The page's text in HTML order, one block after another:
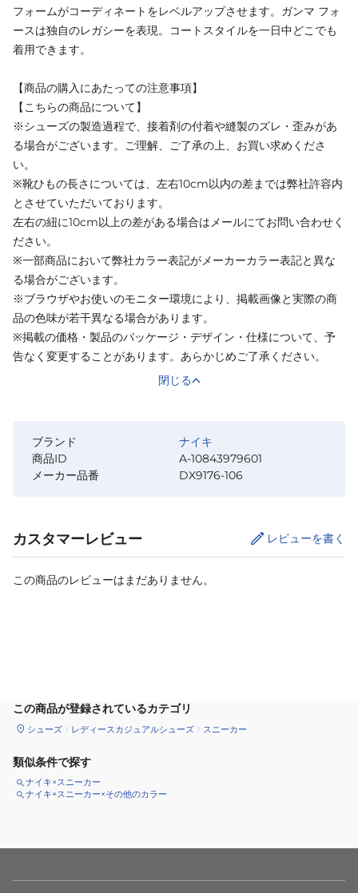
フォームがコーディネートをレベルアップさせます。ガンマ フォ
ースは独自のレガシーを表現。コートスタイルを一日中どこでも
着用できます。
【商品の購入にあたっての注意事項】
【こちらの商品について】
※シューズの製造過程で、接着剤の付着や縫製のズレ・歪みがあ
る場合がございます。ご理解、ご了承の上、お買い求めくださ
い。
※靴ひもの長さについては、左右10cm以内の差までは弊社許容内
とさせていただいております。
左右の紐に10cm以上の差がある場合はメールにてお問い合わせく
ださい。
※一部商品において弊社カラー表記がメーカーカラー表記と異な
る場合がございます。
※ブラウザやお使いのモニター環境により、掲載画像と実際の商
品の色味が若干異なる場合があります。
※掲載の価格・製品のパッケージ・デザイン・仕様について、予
告なく変更することがあります。あらかじめご了承ください。
閉じる
ブランド
ナイキ
商品ID
A-10843979601
メーカー品番
DX9176-106
カスタマーレビュー レビューを書く
この商品のレビューはまだありません。
この商品が登録されているカテゴリ
シューズ レディースカジュアルシューズ スニーカー
類似条件で探す
ナイキ×スニーカー
ナイキ×スニーカー×その他のカラー